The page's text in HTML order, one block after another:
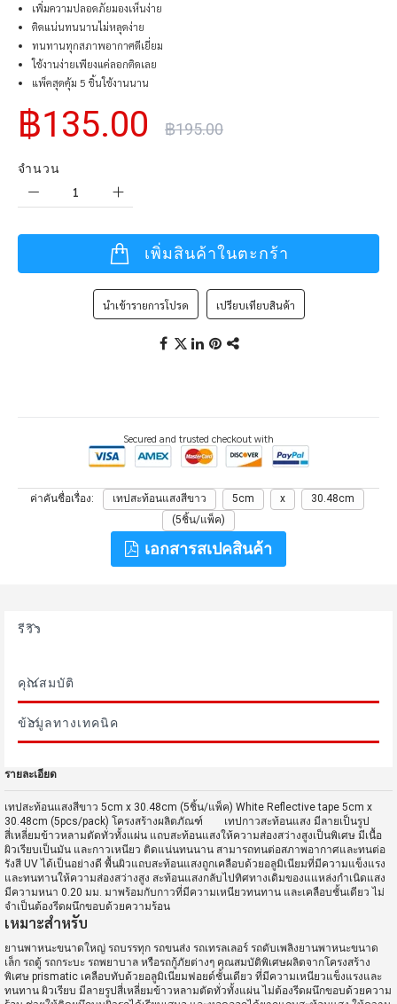
เพิ่มความปลอดภัยมองเห็นง่าย
ติดแน่นทนนานไม่หลุดง่าย
ทนทานทุกสภาพอากาศดีเยี่ยม
ใช้งานง่ายเพียงแค่ลอกติดเลย
แพ็คสุดคุ้ม 5 ชิ้นใช้งานนาน
฿135.00 ฿195.00
จำนวน
เพิ่มสินค้าในตะกร้า
นำเข้ารายการโปรด เปรียบเทียบสินค้า
Secured and trusted checkout with
ค่าคันชื่อเรื่อง เทปสะท้อนแสงสีขาว 5cm x
30.48cm
(5ชิ้น/แพ็ค)
เอกสารสเปคสินค้า
รีวิว
คุณสมบัติ
ข้อมูลทางเทคนิค
รายละเอียด
เทปสะท้อนแสงสีขาว 5cm x 30.48cm (5ชิ้น/แพ็ค) White Reflective tape 5cm x
30.48cm (5pcs/pack) โครงสร้างผลิตภัณฑ์ เทปกาวสะท้อนแสง มีลายเป็นรูป
สี่เหลี่ยมข้าวหลามตัดทั่วทั้งแผ่น แถบสะท้อนแสงให้ความส่องสว่างสูงเป็นพิเศษ มีเนื้อ
ผิวเรียบเป็นมัน และกาวเหนียว ติดแน่นทนนาน สามารถทนต่อสภาพอากาศและทนต่อ
รังสี UV ได้เป็นอย่างดี พื้นผิวแถบสะท้อนแสงถูกเคลือบด้วยอลูมิเนียมที่มีความแข็งแรง
และทนทานให้ความส่องสว่างสูง สะท้อนแสงกลับไปทิศทางเดิมของแแหล่งกำเนิดแสง
มีความหนา 0.20 มม. มาพร้อมกับกาวที่มีความเหนียวทนทาน และเคลือบชั้นเดียว ไม่
จำเป็นต้องรีดผนึกขอบด้วยความร้อน
เหมาะสำหรับ
ยานพาหนะขนาดใหญ่ รถบรรทุก รถขนส่ง รถเทรลเลอร์ รถดับเพลิงยานพาหนะขนาด
เล็ก รถตู้ รถกระบะ รถพยาบาล หรือรถกู้ภัยต่างๆ คุณสมบัติพิเศษผลิตจากโครงสร้าง
พิเศษ prismatic เคลือบทับด้วยอลูมิเนียมฟอยด์ชั้นเดียว ที่มีความเหนียวแข็งแรงและ
ทนทาน ผิวเรียบ มีลายรูปสี่เหลี่ยมข้าวหลามตัดทั่วทั้งแผ่น ไม่ต้องรีดผนึกขอบด้วยความ